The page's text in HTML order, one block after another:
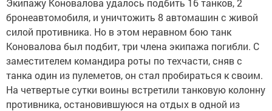
Экипажу Коновалова удалось подбить 16 танков, 2
бронеавтомобиля, и уничтожить 8 автомашин с живой
силой противника. Но в этом неравном бою танк
Коновалова был подбит, три члена экипажа погибли. С
заместителем командира роты по техчасти, сняв с
танка один из пулеметов, он стал пробираться к своим.
На четвертые сутки воины встретили танковую колонну
противника, остановившуюся на отдых в одной из